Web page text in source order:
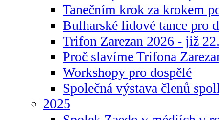
Tanečním krok za krokem
Bulharské lidové tance pro
Trifon Zarezan 2026 - již
Proč slavíme Trifona
Workshopy pro dospělé
Společná výstava členů
2025